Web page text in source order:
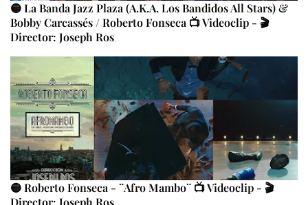
🟡 La Banda Jazz Plaza (A.K.A. Los Bandidos All Stars) &
Bobby Carcassés / Roberto Fonseca 📺 Videoclip - 🎬
Director: Joseph Ros
🟡 Roberto Fonseca - ¨Afro Mambo¨ 📺 Videoclip - 🎬
Director: Joseph Ros